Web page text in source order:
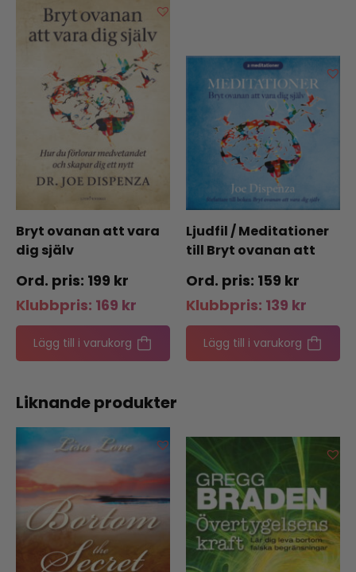
Bryt ovanan att vara
dig själv
199 kr
Klubbpris: 169 kr
Lägg till i varukorg
Ljudfil / Meditationer
till Bryt ovanan att
159 kr
Klubbpris: 139 kr
Lägg till i varukorg
Liknande produkter